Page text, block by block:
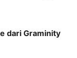
dari Graminity